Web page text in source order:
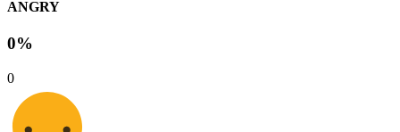
ANGRY
0%
0